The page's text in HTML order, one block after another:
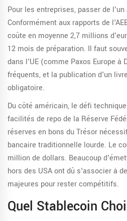
Pour les entreprises, passer de
Conformément aux rapports de
coûte en moyenne 2,7 millions
12 mois de préparation. Il faut
dans l'UE (comme Paxos Europe à
fréquents, et la publication d'un
obligatoire.
Du côté américain, le défi
facilités de repo de la Réserve
réserves en bons du Trésor
bancaire traditionnelle lourde. Le
million de dollars. Beaucoup
hors des USA ont dû s'associer à
majeures pour rester compétitifs.
Quel Stablecoin